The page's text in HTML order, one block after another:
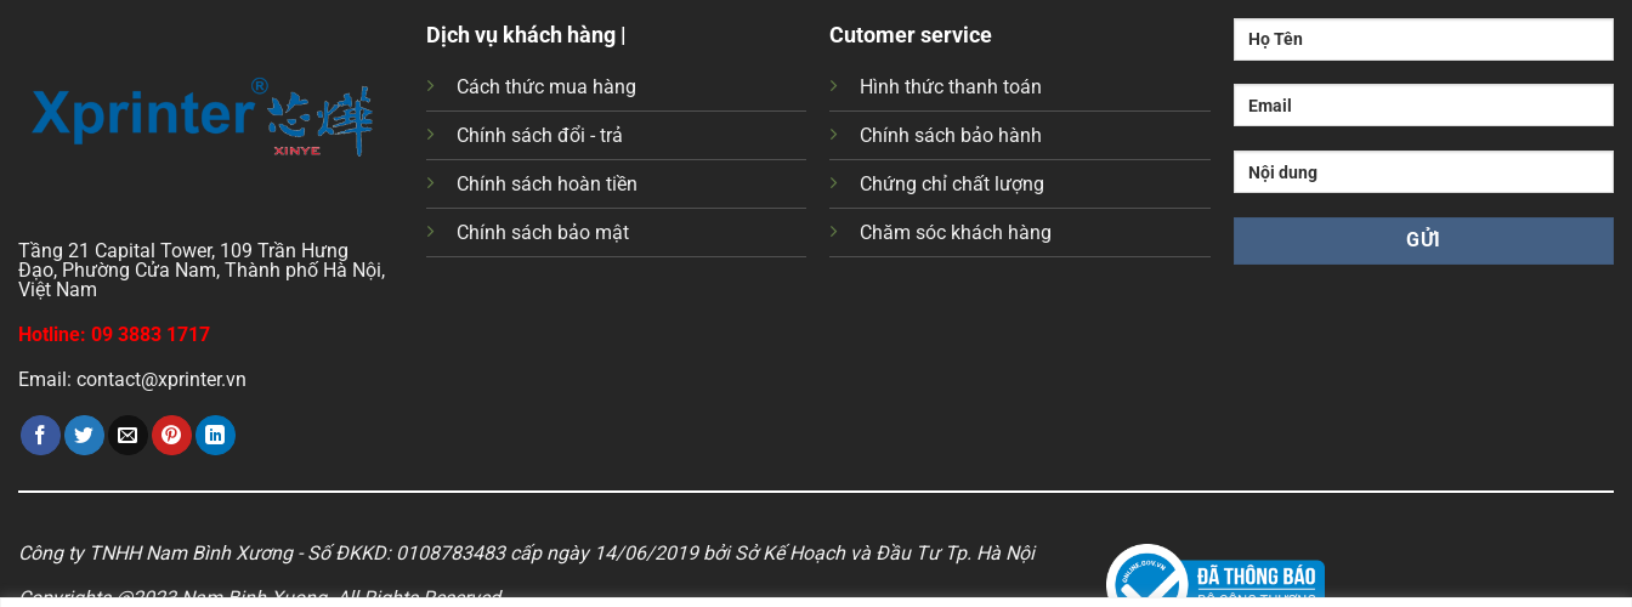
Tầng 21 Capital Tower, 109 Trần Hưng
Đạo, Phường Cửa Nam, Thành phố Hà Nội,
Việt Nam
Hotline: 09 3883 1717
Email: contact@xprinter.vn
Dịch vụ khách hàng |
Cách thức mua hàng
Chính sách đổi - trả
Chính sách hoàn tiền
Chính sách bảo mật
Cutomer service
Hình thức thanh toán
Chính sách bảo hành
Chứng chỉ chất lượng
Chăm sóc khách hàng
Công ty TNHH Nam Bình Xương - Số ĐKKD: 0108783483 cấp ngày 14/06/2019 bởi Sở Kế Hoạch và Đầu Tư Tp. Hà Nội
Copyrights @2023 Nam Binh Xuong. All Rights Reserved